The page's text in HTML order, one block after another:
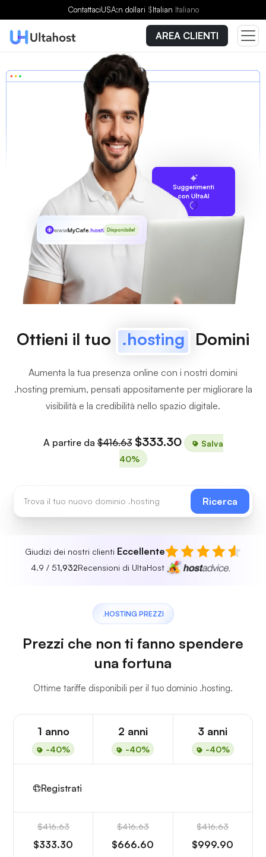
ContattaciUSA:n dollari $Italian Italiano
AREA CLIENTI
Suggerimenti
con UltaAI
wwwMyCafe.hostingDisponibile!
Ottieni il tuo .hosting Domini
Aumenta la tua presenza online con i nostri domini
.hosting premium, pensati appositamente per migliorare la
visibilità e la credibilità nello spazio digitale.
A partire da$416.63 $333.30
Salva
40%
Ricerca
Giudizi dei nostri clienti Eccellente
4.9 / 51,932Recensioni di UltaHost
.HOSTING PREZZI
Prezzi che non ti fanno spendere
una fortuna
Ottime tariffe disponibili per il tuo dominio .hosting.
1 anno
-40%
2 anni
-40%
3 anni
-40%
Registrati
$416.63
$333.30
$416.63
$666.60
$416.63
$999.90